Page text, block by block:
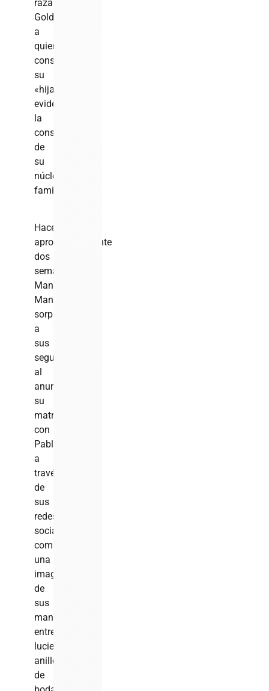
raza
Goldendoodle,
a
quien
consideran
su
«hija»,
evidenciando
la
consolidación
de
su
núcleo
familiar.
Hace
aproximadamente
dos
semanas,
Manny
Manuel
sorprendió
a
sus
seguidores
al
anunciar
su
matrimonio
con
Pablo
a
través
de
sus
redes
sociales,
compartiendo
una
imagen
de
sus
manos
entrelazadas
luciendo
anillos
de